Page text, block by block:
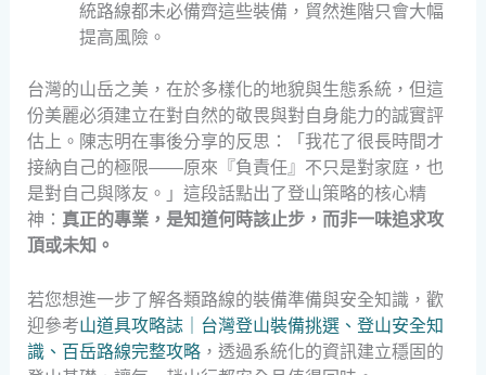
統路線都未必備齊這些裝備，貿然進階只會大幅
提高風險。
台灣的山岳之美，在於多樣化的地貌與生態系統，但這
份美麗必須建立在對自然的敬畏與對自身能力的誠實評
估上。陳志明在事後分享的反思：「我花了很長時間才
接納自己的極限——原來『負責任』不只是對家庭，也
是對自己與隊友。」這段話點出了登山策略的核心精
神： 真正的專業，是知道何時該止步，而非一味追求攻
頂或未知。
若您想進一步了解各類路線的裝備準備與安全知識，歡
迎參考山道具攻略誌｜台灣登山裝備挑選、登山安全知
識、百岳路線完整攻略，透過系統化的資訊建立穩固的